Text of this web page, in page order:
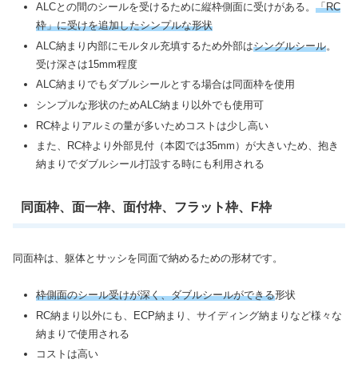
ALCとの間のシールを受けるために縦枠側面に受けがある。 「RC
枠」に受けを追加したシンプルな形状
ALC納まり内部にモルタル充填するため外部はシングルシール。
受け深さは15mm程度
ALC納まりでもダブルシールとする場合は同面枠を使用
シンプルな形状のためALC納まり以外でも使用可
RC枠よりアルミの量が多いためコストは少し高い
また、RC枠より外部見付（本図では35mm）が大きいため、抱き
納まりでダブルシール打設する時にも利用される
同面枠、面一枠、面付枠、フラット枠、F枠
同面枠は、躯体とサッシを同面で納めるための形材です。
枠側面のシール受けが深く、ダブルシールができる形状
RC納まり以外にも、ECP納まり、サイディング納まりなど様々な
納まりで使用される
コストは高い